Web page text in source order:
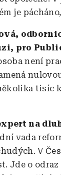
je
pro
není
tisíc
na
vada
V
Jde o